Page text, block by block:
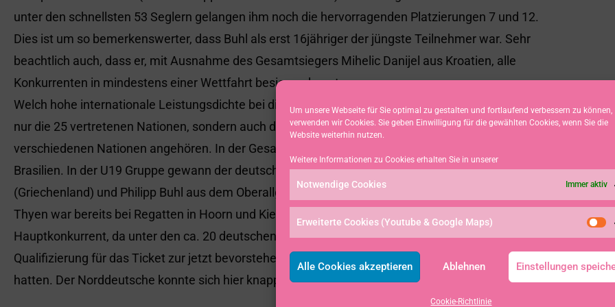
Um unsere Webseite für Sie optimal zu gestalten und fortlaufend verbessern zu können,
verwenden wir Cookies. Sie geben Einwilligung für die gewählten Cookies, wenn Sie die
Website weiterhin nutzen.
Weitere Informationen zu Cookies erhalten Sie in unserer
Notwendige Cookies Immer aktiv
Erweiterte Cookies (Youtube & Google Maps)
Alle Cookies akzeptieren Ablehnen Einstellungen
Cookie-Richtlinie
unter den schnellsten 53 Seglern gelangen ihm noch die hervorragenden Platzierungen 7 und 12.
Dies ist um so bemerkenswerter, dass Buhl als erst 16jähriger der jüngste Teilnehmer war. Sehr
beachtlich auch, dass er, mit Ausnahme des Gesamtsiegers Mihelic Danijel aus Kroatien, alle
Konkurrenten in mindestens einer Wettfahrt besiegen konnte.
Welch hohe internationale Leistungsdichte bei dieser Meisterschaft vorherrschte, belegen nicht
nur die 25 vertretenen Nationen, sondern auch die Tatsache, dass die 15 besten Segler 10
verschiedenen Nationen angehören. In der Gesamtwertung siegte Kroatien vor Niederlande und
Brasilien. In der U19 Gruppe gewann der deutsche Oltmann Thyen (Lübeck) vor Petridis Nikolas
(Griechenland) und Philipp Buhl aus dem Oberallgäu.
Thyen war bereits bei Regatten in Hoorn und Kiel (darüber wurde bereits berichtet) Buhls
Hauptkonkurrent, da unter den ca. 20 deutschen Bewerbern am Ende noch die Beiden die
Qualifizierung für das Ticket zur jetzt bevorstehenden ISAF-JoWM (England) ausgefochten
hatten. Der Norddeutsche konnte sich hier knapp vor Buhl behaupten.